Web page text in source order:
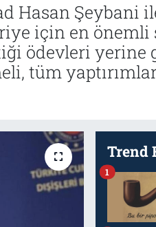
Hasan Şeybani
için en
ödevleri yerine
tüm yaptırımlar
Trend
1